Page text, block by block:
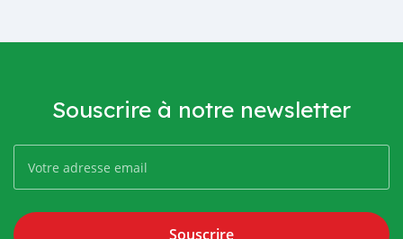
Souscrire à notre newsletter
Souscrire